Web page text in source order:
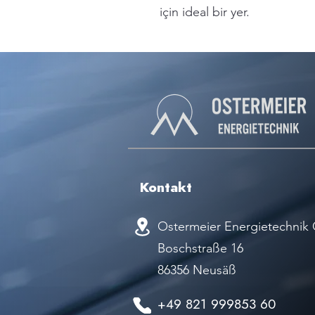
için ideal bir yer.
Kontakt
Ostermeier Energietechnik
Boschstraße 16
86356 Neusäß
+49 821 999853 60